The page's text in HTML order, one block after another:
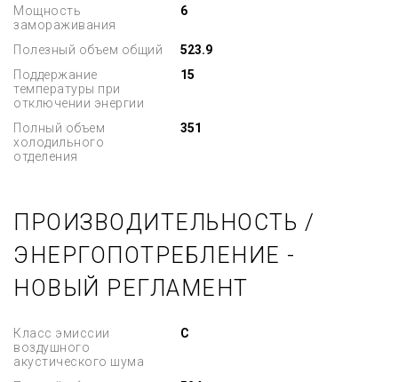
Мощность
замораживания
6
Полезный объем общий
523.9
Поддержание
температуры при
отключении энергии
15
Полный объем
холодильного
отделения
351
ПРОИЗВОДИТЕЛЬНОСТЬ /
ЭНЕРГОПОТРЕБЛЕНИЕ -
НОВЫЙ РЕГЛАМЕНТ
Класс эмиссии
воздушного
акустического шума
C